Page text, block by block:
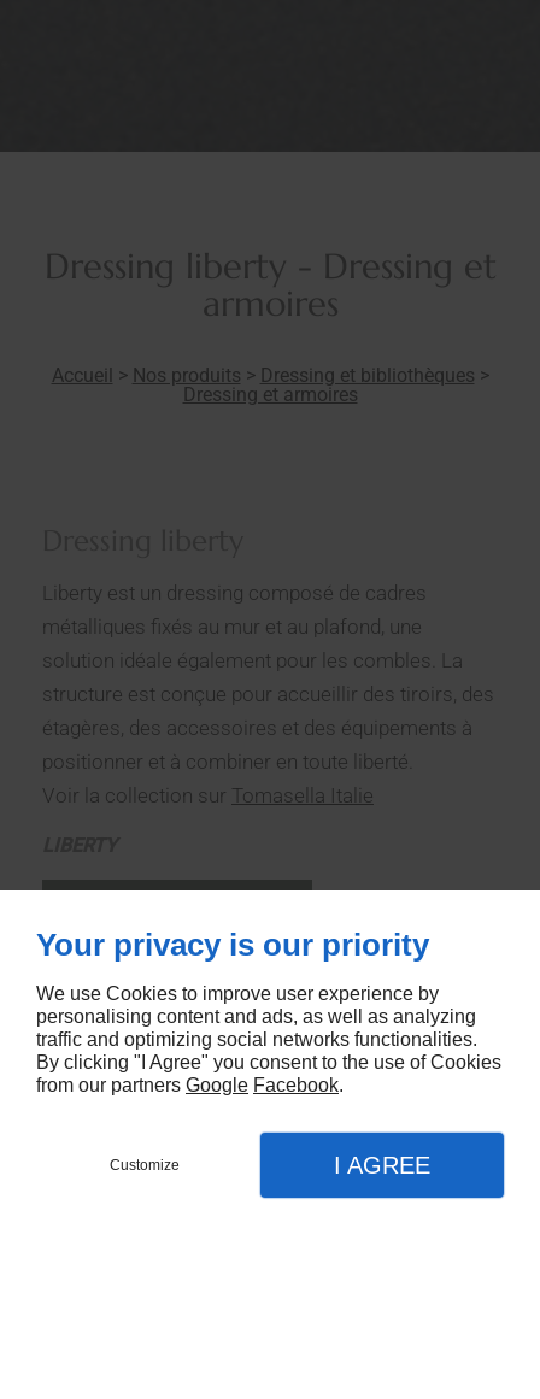
Dressing liberty - Dressing et
armoires
Accueil > Nos produits > Dressing et bibliothèques >
Dressing et armoires
Liberty est un dressing composé de cadres
métalliques fixés au mur et au plafond, une
solution idéale également pour les combles. La
structure est conçue pour accueillir des tiroirs, des
étagères, des accessoires et des équipements à
positionner et à combiner en toute liberté.
Voir la collection sur Tomasella Italie
Your privacy is our priority
We use Cookies to improve user experience by
personalising content and ads, as well as analyzing
traffic and optimizing social networks functionalities.
By clicking "I Agree" you consent to the use of Cookies
from our partners Google Facebook.
Customize I AGREE